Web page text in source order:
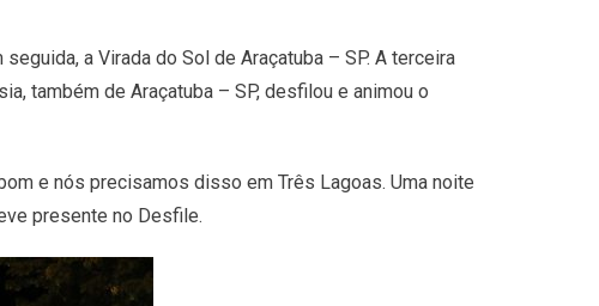
a Virada do Sol de Araçatuba – SP. A terceira
também de Araçatuba – SP, desfilou e animou o
e nós precisamos disso em Três Lagoas. Uma noite
presente no Desfile.